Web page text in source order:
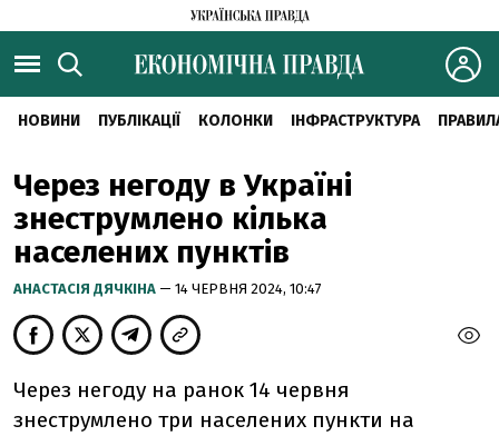
НОВИНИ ПУБЛІКАЦІЇ КОЛОНКИ ІНФРАСТРУКТУРА
Через негоду в Україні
знеструмлено кілька
населених пунктів
АНАСТАСІЯ ДЯЧКІНА — 14 ЧЕРВНЯ 2024, 10:47
Через негоду на ранок 14 червня
знеструмлено три населених пункти на